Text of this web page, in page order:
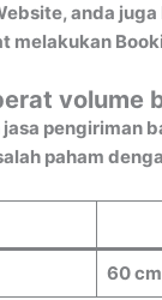
anda
melakukan
volume
pengiriman
paham
60 cm